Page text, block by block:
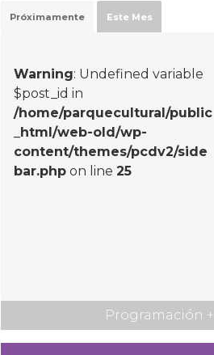
Próximamente Este Mes
Warning: Undefined variable
$post_id in
/home/parquecultural/public
_html/web-old/wp-
content/themes/pcdv2/side
bar.php on line25
Programación +